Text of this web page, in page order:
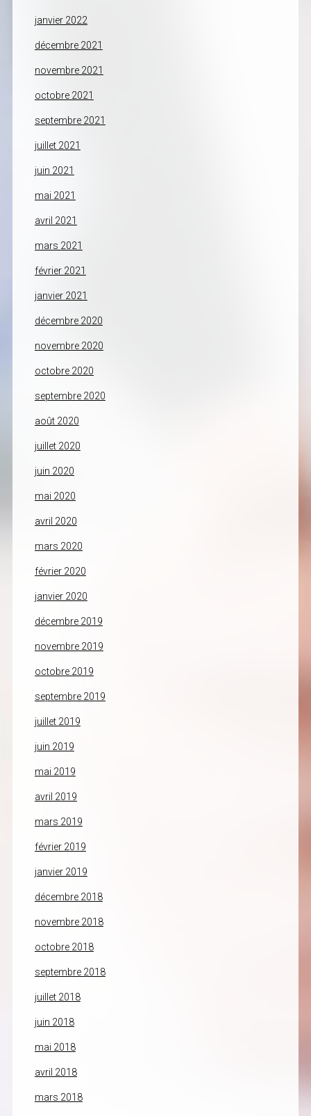
janvier 2022
décembre 2021
novembre 2021
octobre 2021
septembre 2021
juillet 2021
juin 2021
mai 2021
avril 2021
mars 2021
février 2021
janvier 2021
décembre 2020
novembre 2020
octobre 2020
septembre 2020
août 2020
juillet 2020
juin 2020
mai 2020
avril 2020
mars 2020
février 2020
janvier 2020
décembre 2019
novembre 2019
octobre 2019
septembre 2019
juillet 2019
juin 2019
mai 2019
avril 2019
mars 2019
février 2019
janvier 2019
décembre 2018
novembre 2018
octobre 2018
septembre 2018
juillet 2018
juin 2018
mai 2018
avril 2018
mars 2018